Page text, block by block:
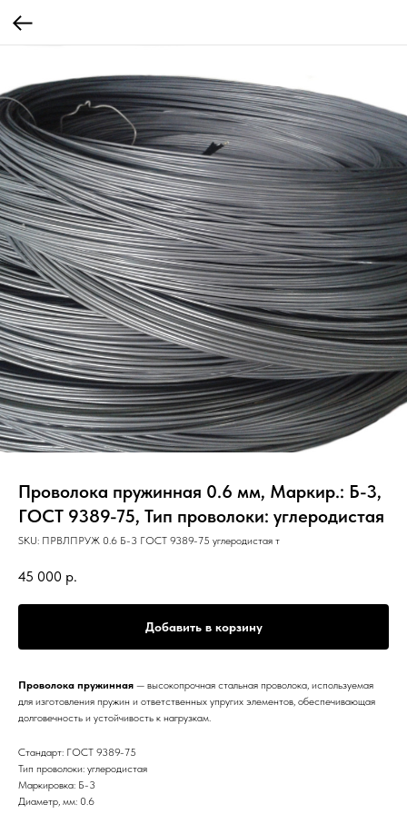
Проволока пружинная 0.6 мм, Маркир.: Б-3,
ГОСТ 9389-75, Тип проволоки: углеродистая
SKU: ПРВЛПРУЖ 0.6 Б-3 ГОСТ 9389-75 углеродистая т
45 000 р.
Добавить в корзину
Проволока пружинная — высокопрочная стальная проволока, используемая
для изготовления пружин и ответственных упругих элементов, обеспечивающая
долговечность и устойчивость к нагрузкам.
Стандарт: ГОСТ 9389-75
Тип проволоки: углеродистая
Маркировка: Б-3
Диаметр, мм: 0.6